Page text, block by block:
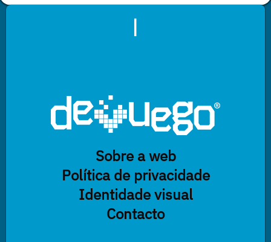
|
Sobre a web
Política de privacidade
Identidade visual
Contacto